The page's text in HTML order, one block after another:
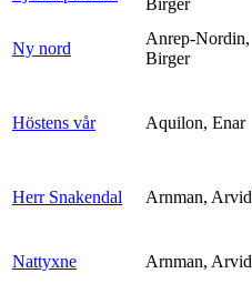
Ny nord
Anrep-Nordin,
Birger
Höstens vår Aquilon, Enar
Herr Snakendal Arnman, Arvid
Nattyxne Arnman, Arvid